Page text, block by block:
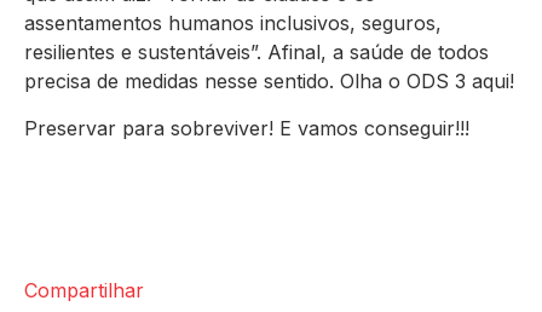
assentamentos humanos inclusivos, seguros,
resilientes e sustentáveis”. Afinal, a saúde de todos
precisa de medidas nesse sentido. Olha o ODS 3 aqui!
Preservar para sobreviver! E vamos conseguir!!!
Compartilhar